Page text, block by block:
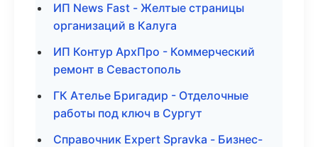
ИП News Fast - Желтые страницы
организаций в Калуга
ИП Контур АрхПро - Коммерческий
ремонт в Севастополь
ГК Ателье Бригадир - Отделочные
работы под ключ в Сургут
Справочник Expert Spravka - Бизнес-